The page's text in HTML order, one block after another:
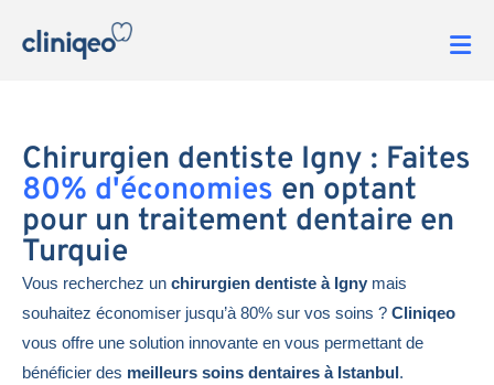
Chirurgien dentiste Igny : Faites
80% d'économies en optant
pour un traitement dentaire en
Turquie
Vous recherchez un chirurgien dentiste à Igny mais
souhaitez économiser jusqu’à 80% sur vos soins ? Cliniqeo
vous offre une solution innovante en vous permettant de
bénéficier des meilleurs soins dentaires à Istanbul.